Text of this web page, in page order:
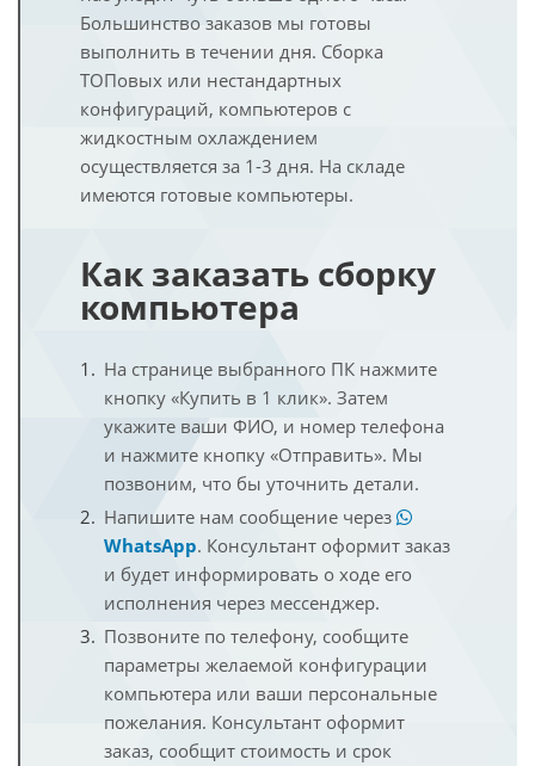
Большинство заказов мы готовы
выполнить в течении дня. Сборка
ТОПовых или нестандартных
конфигураций, компьютеров с
жидкостным охлаждением
осуществляется за 1-3 дня. На складе
имеются готовые компьютеры.
Как заказать сборку
компьютера
На странице выбранного ПК нажмите
кнопку «Купить в 1 клик». Затем
укажите ваши ФИО, и номер телефона
и нажмите кнопку «Отправить». Мы
позвоним, что бы уточнить детали.
Напишите нам сообщение через
WhatsApp. Консультант оформит заказ
и будет информировать о ходе его
исполнения через мессенджер.
Позвоните по телефону, сообщите
параметры желаемой конфигурации
компьютера или ваши персональные
пожелания. Консультант оформит
заказ, сообщит стоимость и срок